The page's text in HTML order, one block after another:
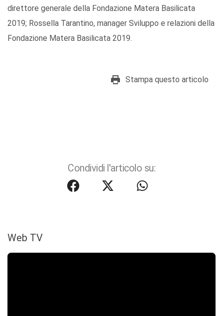
direttore generale della Fondazione Matera Basilicata
2019; Rossella Tarantino, manager Sviluppo e relazioni della
Fondazione Matera Basilicata 2019.
Stampa questo articolo
Condividi l'articolo su:
Web TV